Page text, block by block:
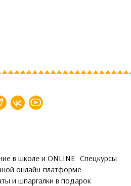
в школе и ONLINE Спецкурсы
онлайн-платформе
и шпаргалки в подарок